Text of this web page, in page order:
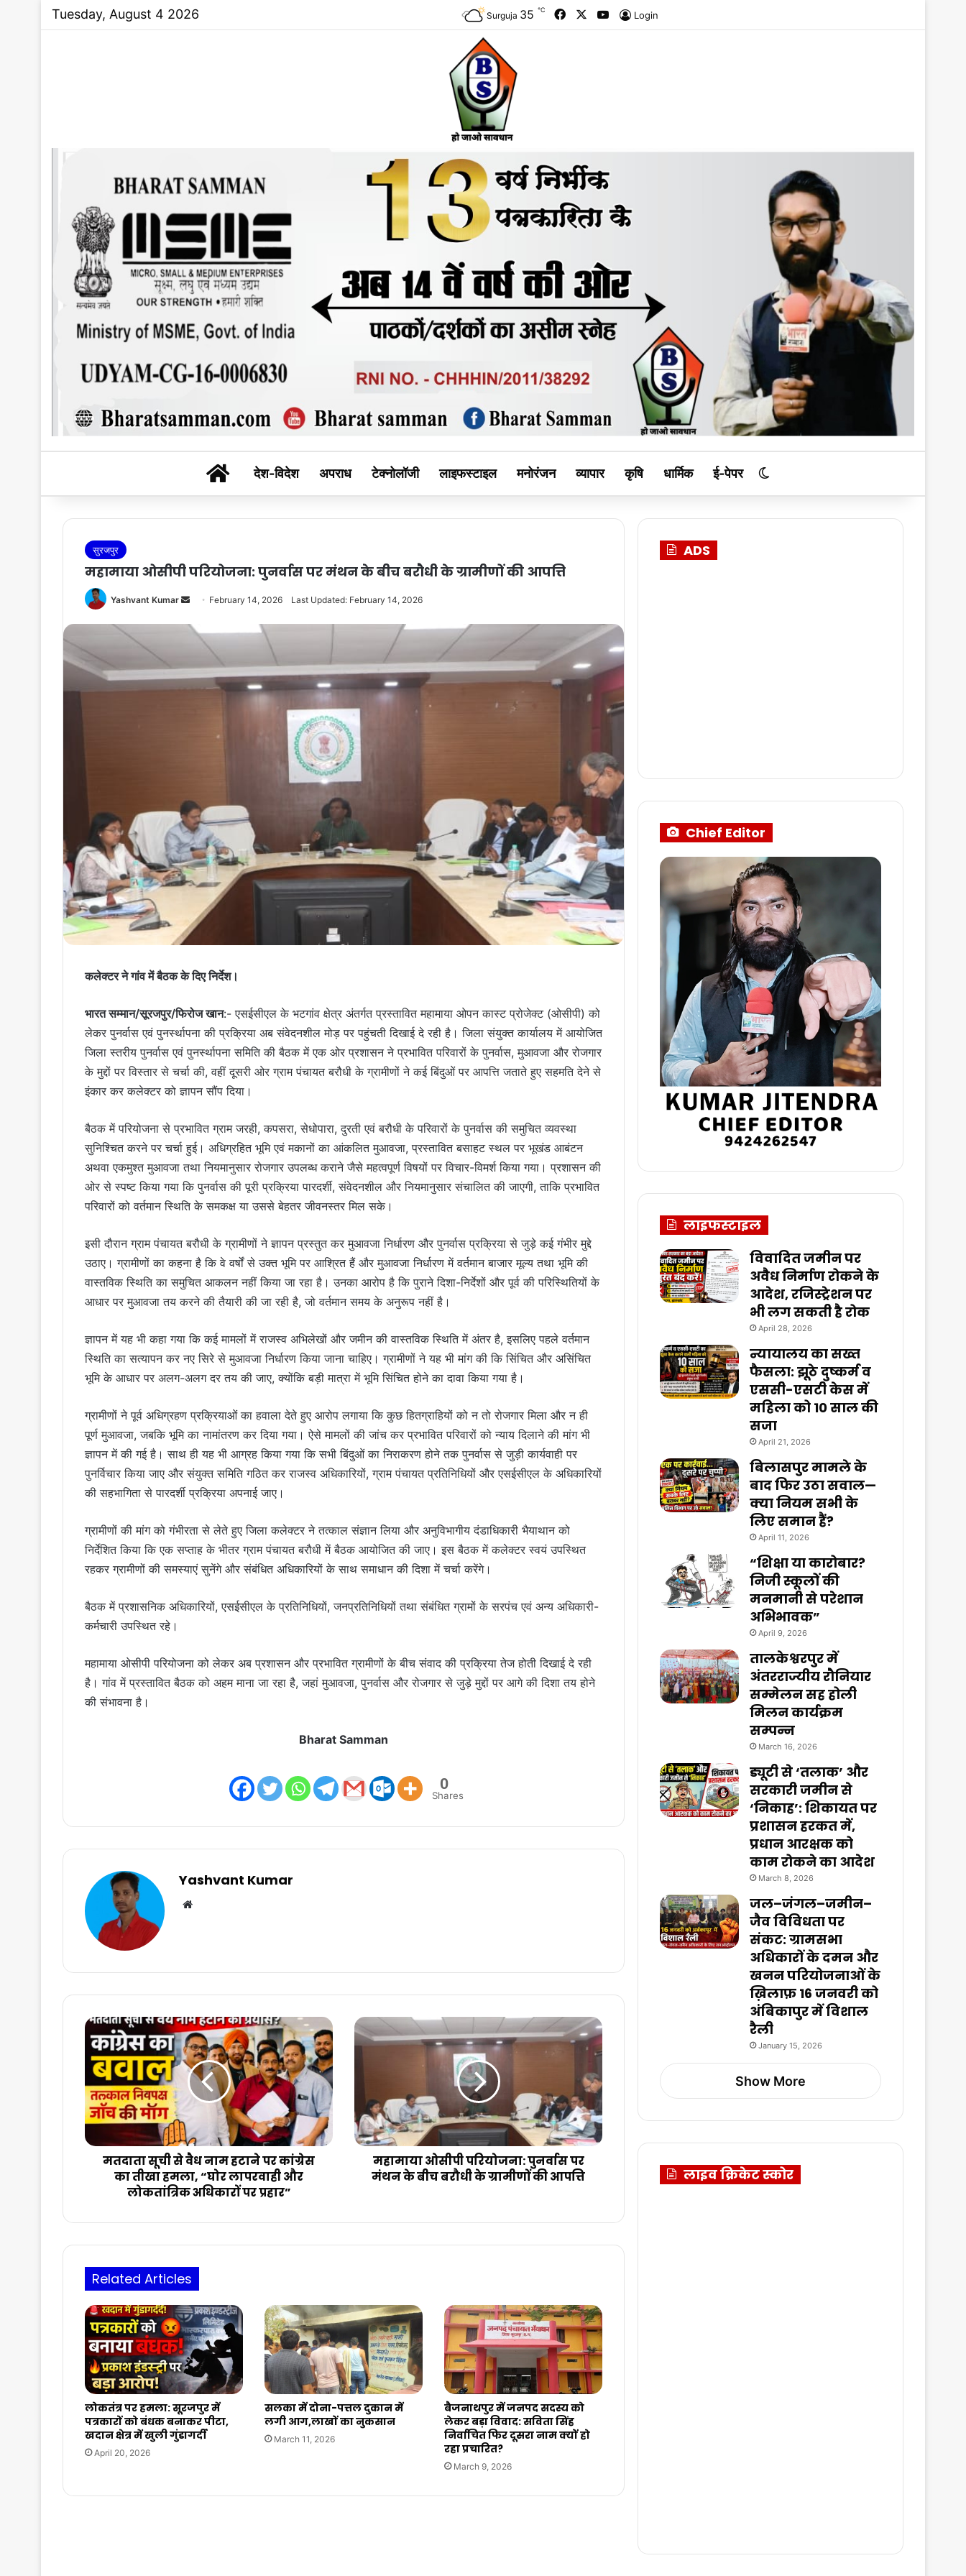
Tuesday, August 4 2026 Surguja 35 ℃ FacebookYouTube
Login
BHARAT SAMMAN
देश-विदेश अपराध टेक्नोलॉजी लाइफस्टाइल मनोरंजन व्यापार कृषि धार्मिक ई-पेपर Switch skin
सुरजपुर
महामाया ओसीपी परियोजना: पुनर्वास पर मंथन के बीच बरौधी के ग्रामीणों की आपत्ति
Yashvant Kumar
Send
email
February 14, 2026 Last Updated: February 14, 2026
कलेक्टर ने गांव में बैठक के दिए निर्देश।
भारत सम्मान/सूरजपुर/फिरोज खान:- एसईसीएल के भटगांव क्षेत्र अंतर्गत प्रस्तावित महामाया ओपन कास्ट प्रोजेक्ट (ओसीपी) को
लेकर पुनर्वास एवं पुनर्स्थापना की प्रक्रिया अब संवेदनशील मोड़ पर पहुंचती दिखाई दे रही है। जिला संयुक्त कार्यालय में आयोजित
जिला स्तरीय पुनर्वास एवं पुनर्स्थापना समिति की बैठक में एक ओर प्रशासन ने प्रभावित परिवारों के पुनर्वास, मुआवजा और रोजगार
के मुद्दों पर विस्तार से चर्चा की, वहीं दूसरी ओर ग्राम पंचायत बरौधी के ग्रामीणों ने कई बिंदुओं पर आपत्ति जताते हुए सहमति देने से
इंकार कर कलेक्टर को ज्ञापन सौंप दिया।
बैठक में परियोजना से प्रभावित ग्राम जरही, कपसरा, सेधोपारा, दुरती एवं बरौधी के परिवारों के पुनर्वास की समुचित व्यवस्था
सुनिश्चित करने पर चर्चा हुई। अधिग्रहित भूमि एवं मकानों का आंकलित मुआवजा, प्रस्तावित बसाहट स्थल पर भूखंड आबंटन
अथवा एकमुश्त मुआवजा तथा नियमानुसार रोजगार उपलब्ध कराने जैसे महत्वपूर्ण विषयों पर विचार-विमर्श किया गया। प्रशासन की
ओर से स्पष्ट किया गया कि पुनर्वास की पूरी प्रक्रिया पारदर्शी, संवेदनशील और नियमानुसार संचालित की जाएगी, ताकि प्रभावित
परिवारों को वर्तमान स्थिति के समकक्ष या उससे बेहतर जीवनस्तर मिल सके।
इसी दौरान ग्राम पंचायत बरौधी के ग्रामीणों ने ज्ञापन प्रस्तुत कर मुआवजा निर्धारण और पुनर्वास प्रक्रिया से जुड़े कई गंभीर मुद्दे
उठाए। ग्रामीणों का कहना है कि वे वर्षों से उक्त भूमि पर आश्रित हैं और मुआवजा निर्धारण में वर्तमान बाजार मूल्य तथा भूमि की
वास्तविक स्थिति का समुचित आकलन नहीं किया जा रहा है। उनका आरोप है कि पुराने दिशा-निर्देशों और पूर्व की परिस्थितियों के
आधार पर मुआवजा तय करने की तैयारी की जा रही है, जो वर्तमान समय के अनुरूप नहीं है।
ज्ञापन में यह भी कहा गया कि कई मामलों में राजस्व अभिलेखों और जमीन की वास्तविक स्थिति में अंतर है, इसलिए पहले वर्तमान
स्थिति का सत्यापन कर नए सिरे से मुआवजा निर्धारण किया जाना चाहिए। ग्रामीणों ने यह भी मांग की कि सिंचित और असिंचित
भूमि के आधार पर अलग-अलग दर तय की जाए, क्योंकि बड़ी मात्रा में भूमि सिंचित होने का दावा किया गया है।
ग्रामीणों ने पूर्व अधिग्रहण प्रक्रियाओं का हवाला देते हुए आरोप लगाया कि कुछ हितग्राहियों को न तो रोजगार मिला और न ही
पूर्ण मुआवजा, जबकि भूमि का नामांतरण कर दिया गया। ऐसे मामलों की जांच कर प्रभावित परिवारों को न्याय दिलाने की मांग भी
ज्ञापन में की गई है। साथ ही यह भी आग्रह किया गया कि सभी बिंदुओं का निराकरण होने तक पुनर्वास से जुड़ी कार्यवाही पर
पुनर्विचार किया जाए और संयुक्त समिति गठित कर राजस्व अधिकारियों, ग्राम पंचायत प्रतिनिधियों और एसईसीएल के अधिकारियों
की सहभागिता से पारदर्शी प्रक्रिया अपनाई जाए।
ग्रामीणों की मांग को गंभीरता से लेते हुए जिला कलेक्टर ने तत्काल संज्ञान लिया और अनुविभागीय दंडाधिकारी भैयाथान को
निर्देशित किया कि एक सप्ताह के भीतर ग्राम पंचायत बरौधी में बैठक आयोजित की जाए। इस बैठक में कलेक्टर स्वयं उपस्थित
रहकर ग्रामीणों की समस्याएं सुनेंगे और संबंधित अधिकारियों के साथ समाधान की दिशा में चर्चा करेंगे।
बैठक में प्रशासनिक अधिकारियों, एसईसीएल के प्रतिनिधियों, जनप्रतिनिधियों तथा संबंधित ग्रामों के सरपंच एवं अन्य अधिकारी-
कर्मचारी उपस्थित रहे।
महामाया ओसीपी परियोजना को लेकर अब प्रशासन और प्रभावित ग्रामीणों के बीच संवाद की प्रक्रिया तेज होती दिखाई दे रही
है। गांव में प्रस्तावित बैठक को अहम माना जा रहा है, जहां मुआवजा, पुनर्वास और रोजगार से जुड़े मुद्दों पर आगे की दिशा तय होने
की संभावना है।
Bharat Samman
0
Shares
Yashvant Kumar
मतदाता
सूची
से
वैध
नाम
हटाने
पर
कांग्रेस
का
तीखा
और
अधिकारों
पर
प्रहार”
मतदाता सूची से वैध नाम हटाने पर कांग्रेस
का तीखा हमला, “घोर लापरवाही और
लोकतांत्रिक अधिकारों पर प्रहार”
महामाया
ओसीपी
मंथन
के
बीच
बरौधी
ग्रामीणों
महामाया ओसीपी परियोजना: पुनर्वास पर
मंथन के बीच बरौधी के ग्रामीणों की आपत्ति
Related Articles
लोकतंत्र पर हमला: सूरजपुर में
पत्रकारों को बंधक बनाकर पीटा,
खदान क्षेत्र में खुली गुंडागर्दी
April 20, 2026
सलका में दोना-पत्तल दुकान में
लगी आग,लाखों का नुकसान
March 11, 2026
बैजनाथपुर में जनपद सदस्य को
लेकर बड़ा विवाद: सविता सिंह
निर्वाचित फिर दूसरा नाम क्यों हो
रहा प्रचारित?
March 9, 2026
ADS
Chief Editor
लाइफस्टाइल
विवादित जमीन पर
अवैध निर्माण रोकने के
आदेश, रजिस्ट्रेशन पर
भी लग सकती है रोक
April 28, 2026
न्यायालय का सख्त
फैसला: झूठे दुष्कर्म व
एससी-एसटी केस में
महिला को 10 साल की
सजा
April 21, 2026
बिलासपुर मामले के
बाद फिर उठा सवाल—
क्या नियम सभी के
लिए समान हैं?
April 11, 2026
“शिक्षा या कारोबार?
निजी स्कूलों की
मनमानी से परेशान
अभिभावक”
April 9, 2026
तालकेश्वरपुर में
अंतरराज्यीय रौनियार
सम्मेलन सह होली
मिलन कार्यक्रम
सम्पन्न
March 16, 2026
ड्यूटी से ‘तलाक’ और
सरकारी जमीन से
‘निकाह’: शिकायत पर
प्रशासन हरकत में,
प्रधान आरक्षक को
काम रोकने का आदेश
March 8, 2026
जल–जंगल–जमीन–
जैव विविधता पर
संकट: ग्रामसभा
अधिकारों के दमन और
खनन परियोजनाओं के
ख़िलाफ़ 16 जनवरी को
अंबिकापुर में विशाल
रैली
January 15, 2026
Show More
लाइव क्रिकेट स्कोर